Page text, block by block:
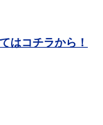
はコチラから！